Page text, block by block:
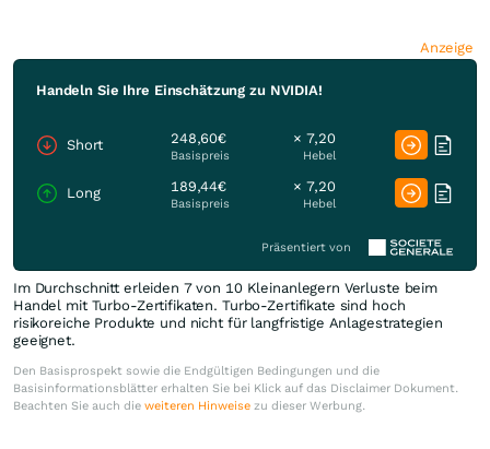
Anzeige
Handeln Sie Ihre Einschätzung zu NVIDIA!
Short 248,60€
Basispreis
× 7,20
Hebel
Long 189,44€
Basispreis
× 7,20
Hebel
Präsentiert von
Im Durchschnitt erleiden 7 von 10 Kleinanlegern Verluste beim
Handel mit Turbo-Zertifikaten. Turbo-Zertifikate sind hoch
risikoreiche Produkte und nicht für langfristige Anlagestrategien
geeignet.
Den Basisprospekt sowie die Endgültigen Bedingungen und die
Basisinformationsblätter erhalten Sie bei Klick auf das Disclaimer Dokument.
Beachten Sie auch die weiteren Hinweise zu dieser Werbung.